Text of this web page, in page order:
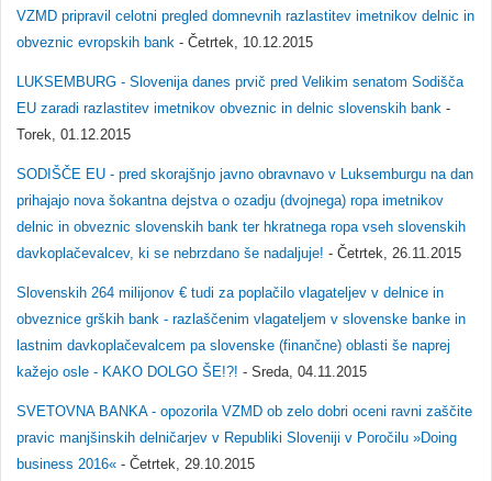
VZMD pripravil celotni pregled domnevnih razlastitev imetnikov delnic in
obveznic evropskih bank - Četrtek, 10.12.2015
LUKSEMBURG - Slovenija danes prvič pred Velikim senatom Sodišča
EU zaradi razlastitev imetnikov obveznic in delnic slovenskih bank -
Torek, 01.12.2015
SODIŠČE EU - pred skorajšnjo javno obravnavo v Luksemburgu na dan
prihajajo nova šokantna dejstva o ozadju (dvojnega) ropa imetnikov
delnic in obveznic slovenskih bank ter hkratnega ropa vseh slovenskih
davkoplačevalcev, ki se nebrzdano še nadaljuje! - Četrtek, 26.11.2015
Slovenskih 264 milijonov € tudi za poplačilo vlagateljev v delnice in
obveznice grških bank - razlaščenim vlagateljem v slovenske banke in
lastnim davkoplačevalcem pa slovenske (finančne) oblasti še naprej
kažejo osle - KAKO DOLGO ŠE!?! - Sreda, 04.11.2015
SVETOVNA BANKA - opozorila VZMD ob zelo dobri oceni ravni zaščite
pravic manjšinskih delničarjev v Republiki Sloveniji v Poročilu »Doing
business 2016« - Četrtek, 29.10.2015